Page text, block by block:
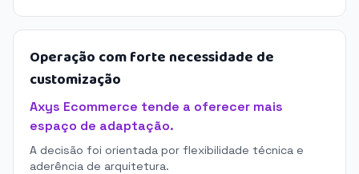
Operação com forte necessidade de
customização
Axys Ecommerce tende a oferecer mais
espaço de adaptação.
A decisão foi orientada por flexibilidade técnica e
aderência de arquitetura.